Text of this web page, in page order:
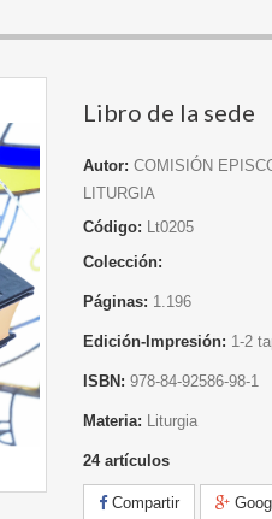
Libro de la sede
Autor: COMISIÓN
LITURGIA
Código:
Lt0205
Colección:
Páginas: 1.196
Edición-Impresión: 1 -2
ISBN: 978-84-92586-98-1
Materia: Liturgia
24 artículos
Compartir